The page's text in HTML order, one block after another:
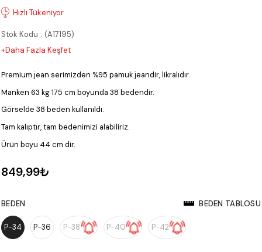
Stok Kodu
(A17195)
+Daha Fazla Keşfet
Premium jean serimizden %95 pamuk jeandir, likralıdır.
Manken 63 kg 175 cm boyunda 38 bedendir.
Görselde 38 beden kullanıldı.
Tam kalıptır, tam bedenimizi alabiliriz.
Ürün boyu 44 cm dir.
849,99₺
BEDEN TABLOSU
BEDEN
P-34 P-36 P-38 P-40 P-42